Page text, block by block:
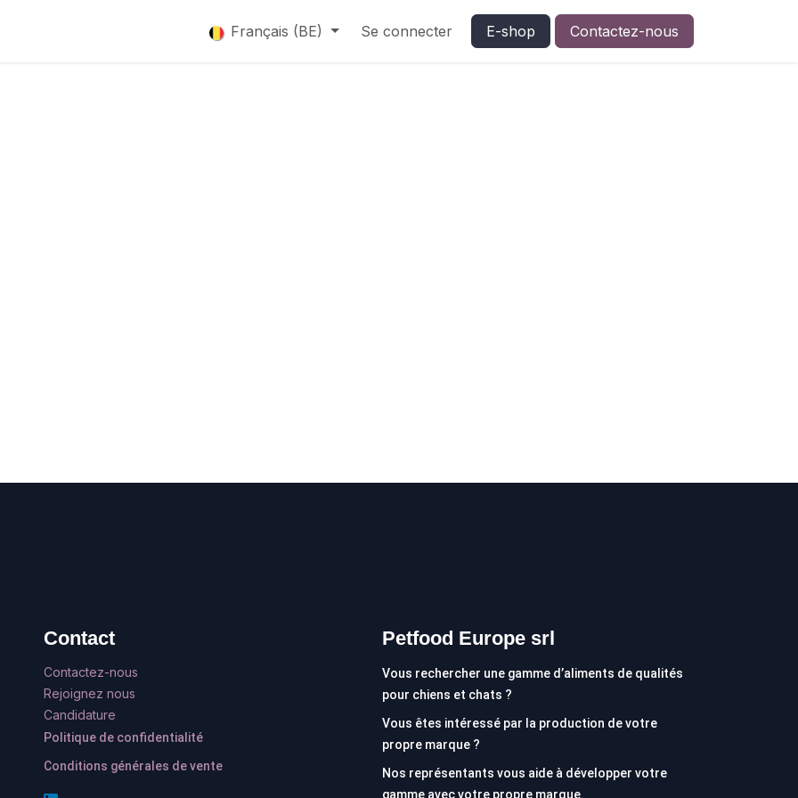
Français (BE) Se connecter E-shop Contactez-nous
Contact
Contactez-nous
Rejoignez nous
Candidature
Politique de confidentialité
Conditions générales de vente
Petfood Europe srl
Vous rechercher une gamme d’aliments de qualités
pour chiens et chats ?
Vous êtes intéressé par la production de votre
propre marque ?
Nos représentants vous aide à développer votre
gamme avec votre propre marque.